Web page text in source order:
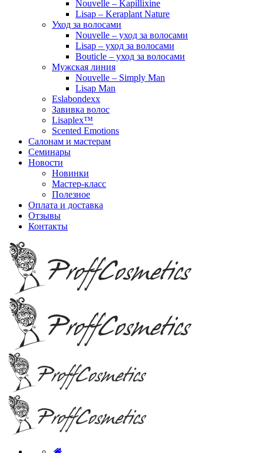
Nouvelle – Kapillixine
Lisap – Keraplant Nature
Уход за волосами
Nouvelle – уход за волосами
Lisap – уход за волосами
Bouticle – уход за волосами
Мужская линия
Nouvelle – Simply Man
Lisap Man
Eslabondexx
Завивка волос
Lisaplex™
Scented Emotions
Салонам и мастерам
Семинары
Новости
Новинки
Мастер-класс
Полезное
Оплата и доставка
Отзывы
Контакты